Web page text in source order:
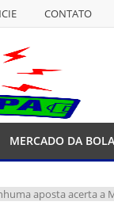
CONTATO
MERCADO DA BOLA
aposta acerta a